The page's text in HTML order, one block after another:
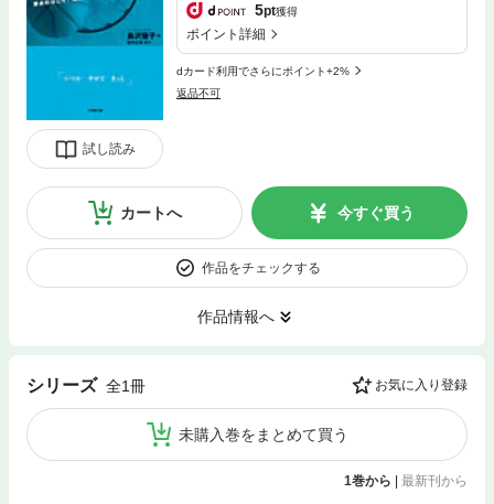
試し読み
5pt獲得
ポイント詳細
dカード利用でさらにポイント+2%
返品不可
カートへ 今すぐ買う
作品をチェックする
作品情報へ
シリーズ 全1冊 お気に入り登録
未購入巻をまとめて買う
1巻から 最新刊から